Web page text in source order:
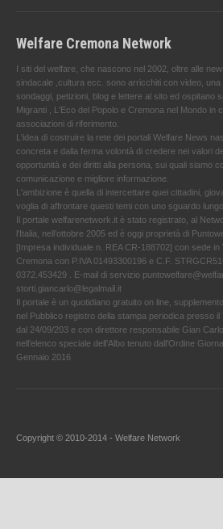
Welfare Cremona Network
I siti del welfare, che nascono nel 2002, oltre alle
sindacale ,cultura ecc. sono arricchiti con video, una
sondaggi, petizioni, blog e lettere al sito ed ospitano
Migranti , L'Eco del Popolo e Cremona nel Mondo in
associazioni di riferimento.
L'idea di costruire la rete dei portali Welfare News
concreta e dalla ferma volontà di credere nei valori
opportunità e dei diritti alla persona, sui quali siamo
comunicazione e migliore informazione.
L'ambizione è quella di intercettare quei cittadini,
voglia di affrontare questi temi con uno sguardo
Il portale welfarenetwork.it è stato registrato, al
l'Italia, nell’ottobre 2005 ed è oggi proprietà di
[Impresa individuale n. REA CR-188702] con sede
Cremona con P.IVA 01493300196 e C.F.
0372.453429 . E-mail di servizio
storti.giancarlo@legalmail.it
Il portale è un quotidiano gratuito on line,
nel Pubblico registro della stampa periodica presso
dal 24/09/203 e con direttore responsabile Gian
nell’elenco speciale dell’Albo tenuto dall’Ordine
Gennaio 2016
Copyright © 2010-2014 - Welfare Network